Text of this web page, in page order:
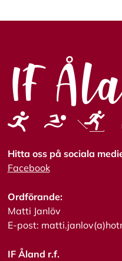
Hitta oss på sociala
Facebook
Ordförande:
Matti Janlöv
E-post:
IF Åland r.f.